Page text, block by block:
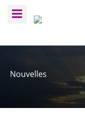
Nouvelles